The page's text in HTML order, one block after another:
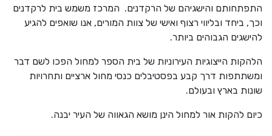
התפתחותם והישגיהם של הרקדנים. המרכז משמש בית לרקדנים
וכך, ביחד ובליווי רצוף ואישי של צוות המורים, אנו שואפים להגיע
להישגים הגבוהים ביותר.
הלהקות הייצוגיות העירוניות של בית הספר למחול הפכו לשם דבר
ומשתתפות דרך קבע בפסטיבלים כנסי מחול ארציים ותחרויות
שונות בארץ ובעולם.
כיום להקות אור למחול הינן מושא הגאווה של העיר יבנה.